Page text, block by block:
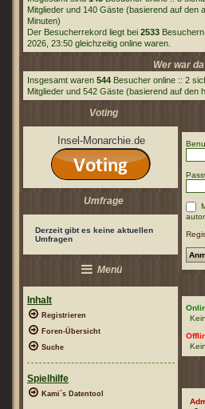
Mitglieder und 140 Gäste (basierend auf den
Minuten)
Der Besucherrekord liegt bei 2533
2026, 23:50 gleichzeitig online waren.
Wer war
Insgesamt waren 544 Besucher online :: 2
Mitglieder und 542 Gäste (basierend auf den
Voting
Insel-Monarchie.de
Umfrage
Derzeit gibt es keine aktuellen
Umfragen
Menü
Inhalt
Registrieren
Foren-Übersicht
Suche
Spielhilfe
Kami´s Datentool